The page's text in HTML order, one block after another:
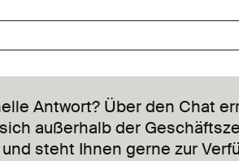
Antwort? Über den Chat
außerhalb der
steht Ihnen gerne zur